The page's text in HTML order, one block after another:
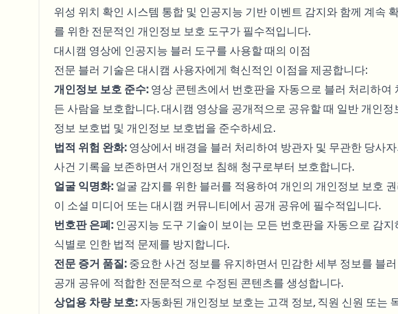
위성 위치 확인 시스템 통합 및 인공지능 기반 이벤트 감지와 함께 계속
를 위한 전문적인 개인정보 보호 도구가 필수적입니다.
대시캠 영상에 인공지능 블러 도구를 사용할 때의 이점
전문 블러 기술은 대시캠 사용자에게 혁신적인 이점을 제공합니다:
개인정보 보호 준수: 영상 콘텐츠에서 번호판을 자동으로 블러 처리하여
든 사람을 보호합니다. 대시캠 영상을 공개적으로 공유할 때 일반 개인
정보 보호법 및 개인정보 보호법을 준수하세요.
법적 위험 완화: 영상에서 배경을 블러 처리하여 방관자 및 무관한 당사
사건 기록을 보존하면서 개인정보 침해 청구로부터 보호합니다.
얼굴 익명화: 얼굴 감지를 위한 블러를 적용하여 개인의 개인정보 보호
이 소셜 미디어 또는 대시캠 커뮤니티에서 공개 공유에 필수적입니다.
번호판 은폐: 인공지능 도구 기술이 보이는 모든 번호판을 자동으로 감
식별로 인한 법적 문제를 방지합니다.
전문 증거 품질: 중요한 사건 정보를 유지하면서 민감한 세부 정보를 블
공개 공유에 적합한 전문적으로 수정된 콘텐츠를 생성합니다.
상업용 차량 보호: 자동화된 개인정보 보호는 고객 정보, 직원 신원 또는